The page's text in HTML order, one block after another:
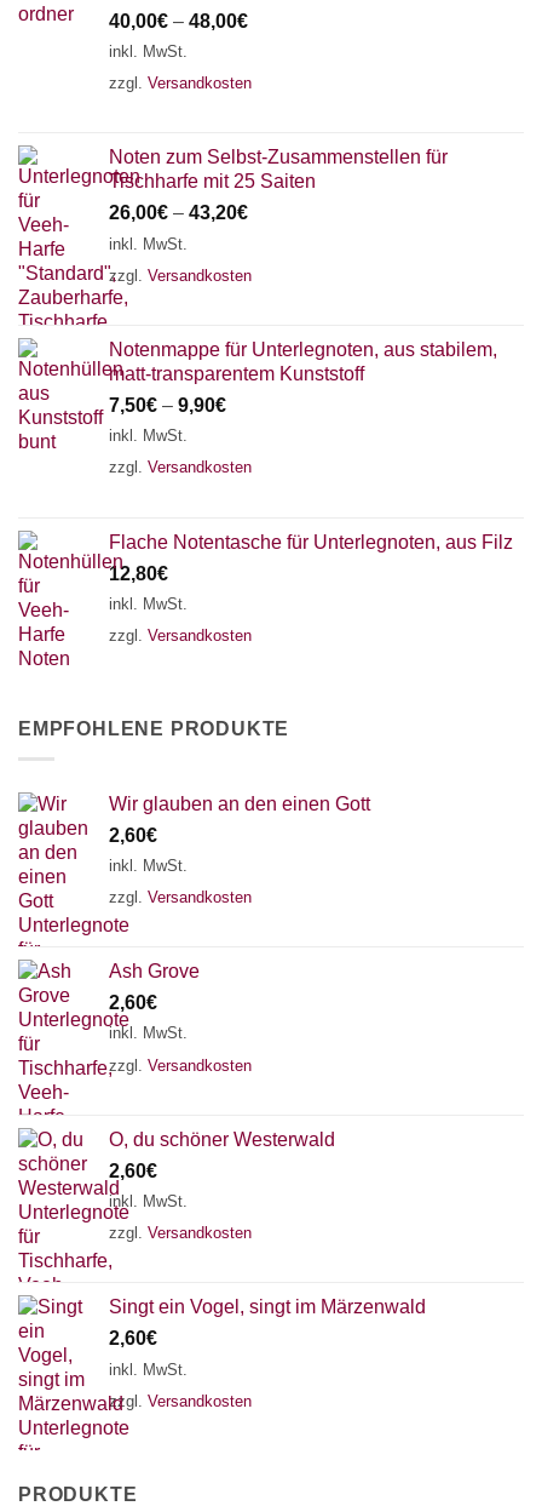
40,00€ – 48,00€
inkl. MwSt.
zzgl. Versandkosten
Noten zum Selbst-Zusammenstellen für
Tischharfe mit 25 Saiten
26,00€ – 43,20€
inkl. MwSt.
zzgl. Versandkosten
Notenmappe für Unterlegnoten, aus stabilem,
matt-transparentem Kunststoff
7,50€ – 9,90€
inkl. MwSt.
zzgl. Versandkosten
Flache Notentasche für Unterlegnoten, aus Filz
12,80€
inkl. MwSt.
zzgl. Versandkosten
EMPFOHLENE PRODUKTE
Wir glauben an den einen Gott
2,60€
inkl. MwSt.
zzgl. Versandkosten
Ash Grove
2,60€
inkl. MwSt.
zzgl. Versandkosten
O, du schöner Westerwald
2,60€
inkl. MwSt.
zzgl. Versandkosten
Singt ein Vogel, singt im Märzenwald
2,60€
inkl. MwSt.
zzgl. Versandkosten
PRODUKTE